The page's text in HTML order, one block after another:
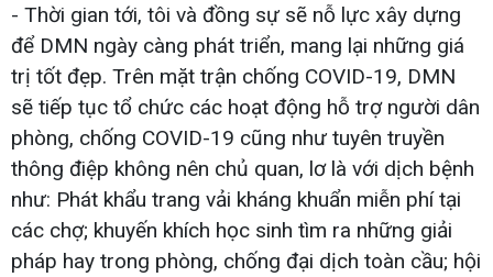
- Thời gian tới, tôi và đồng sự sẽ nỗ lực xây dựng
để DMN ngày càng phát triển, mang lại những giá
trị tốt đẹp. Trên mặt trận chống COVID-19, DMN
sẽ tiếp tục tổ chức các hoạt động hỗ trợ người dân
phòng, chống COVID-19 cũng như tuyên truyền
thông điệp không nên chủ quan, lơ là với dịch bệnh
như: Phát khẩu trang vải kháng khuẩn miễn phí tại
các chợ; khuyến khích học sinh tìm ra những giải
pháp hay trong phòng, chống đại dịch toàn cầu; hội